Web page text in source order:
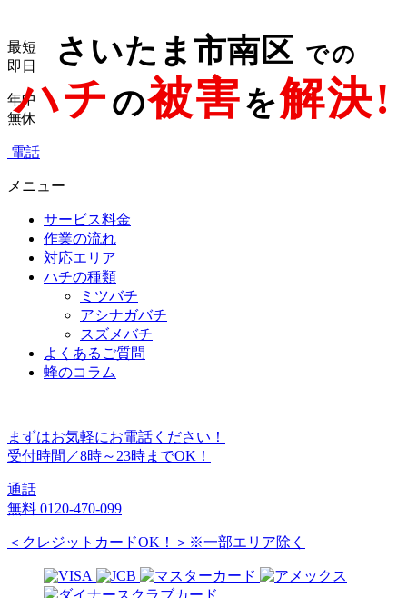
最短
即日
年中
無休
電話
メニュー
サービス料金
作業の流れ
対応エリア
ハチの種類
ミツバチ
アシナガバチ
スズメバチ
よくあるご質問
蜂のコラム
さいたま市南区 での
ハチ の被害を解決!
まずはお気軽にお電話ください！
受付時間／8時～23時までOK！
通話
無料 0120-470-099
＜クレジットカードOK！＞※一部エリア除く